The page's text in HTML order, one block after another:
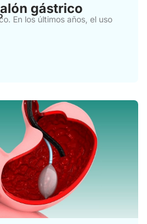
gástrico
En los últimos años, el uso